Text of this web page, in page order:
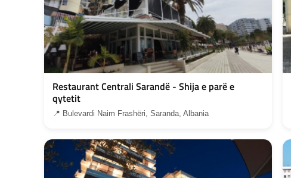
Restaurant Centrali Sarandë - Shija e parë e
qytetit
📍 Bulevardi Naim Frashëri, Saranda, Albania